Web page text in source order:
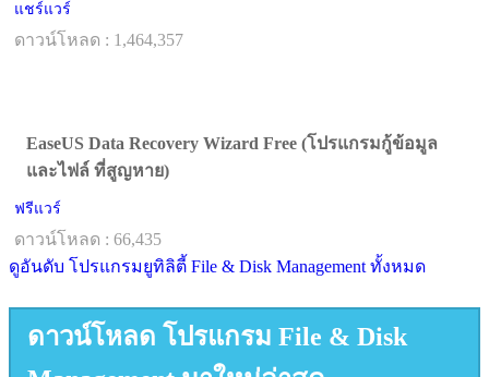
แชร์แวร์
ดาวน์โหลด : 1,464,357
EaseUS Data Recovery Wizard Free (โปรแกรมกู้ข้อมูล
และไฟล์ ที่สูญหาย)
ฟรีแวร์
ดาวน์โหลด : 66,435
ดูอันดับ โปรแกรมยูทิลิตี้ File & Disk Management ทั้งหมด
ดาวน์โหลด โปรแกรม File & Disk